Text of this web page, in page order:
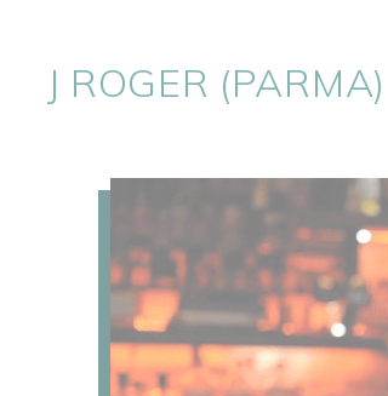
J ROGER (PARMA)